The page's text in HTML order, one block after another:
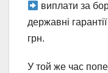
виплати за
державні
грн.
У той же час